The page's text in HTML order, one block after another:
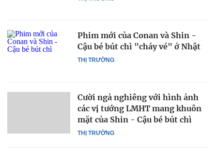
THỊ TRƯỜNG
Phim mới của Conan và Shin -
Cậu bé bút chì "cháy vé" ở Nhật
THỊ TRƯỜNG
Cười ngả nghiêng với hình ảnh
các vị tướng LMHT mang khuôn
mặt của Shin - Cậu bé bút chì